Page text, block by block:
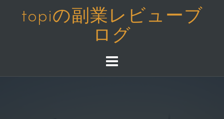
へ
topiの副業レビューブ
ログ